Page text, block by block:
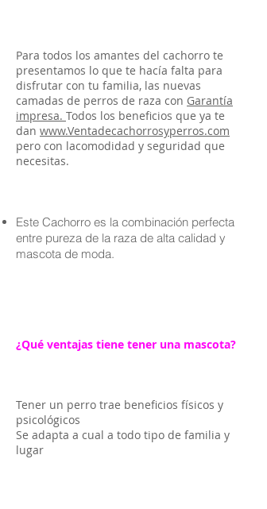
Para todos los amantes del cachorro te
presentamos lo que te hacía falta para
disfrutar con tu familia, las nuevas
camadas de perros de raza con Garantía
impresa. Todos los beneficios que ya te
dan www.Ventadecachorrosyperros.com
pero con lacomodidad y seguridad que
necesitas.
Este Cachorro es la combinación perfecta
entre pureza de la raza de alta calidad y
mascota de moda.
¿Qué ventajas tiene tener una mascota?
Tener un perro trae beneficios físicos y
psicológicos
Se adapta a cual a todo tipo de familia y
lugar